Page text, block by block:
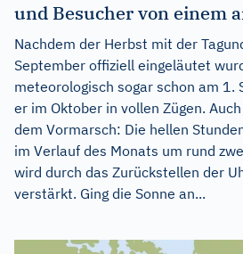
und Besucher von einem
Nachdem der Herbst mit der
September offiziell eingeläutet
meteorologisch sogar schon am 1.
er im Oktober in vollen Zügen.
dem Vormarsch: Die hellen
im Verlauf des Monats um rund
wird durch das Zurückstellen der
verstärkt. Ging die Sonne an...